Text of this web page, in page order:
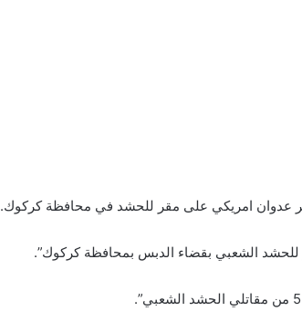
عدوان امريكي على مقر للحشد في محافظة كركوك.
للحشد الشعبي بقضاء الدبس بمحافظة كركوك”.